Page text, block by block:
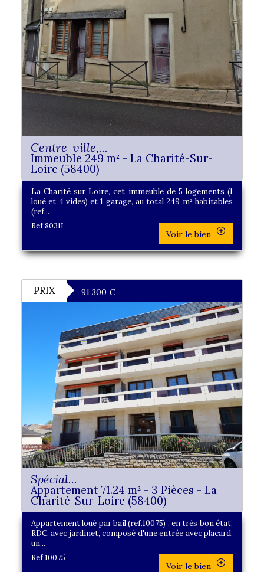
Centre-ville,...
Immeuble 249 m² - La Charité-Sur-
Loire (58400)
La Charité sur Loire, cet immeuble de 5 logements (1
loué et 4 vides) et 1 garage, au total 249 m² habitables
(ref...
Ref 8031I
Voir le bien
PRIX 91 300 €
Spécial...
Appartement 71.24 m² - 3 Pièces - La
Charité-Sur-Loire (58400)
Appartement loué par bail (ref.10075) , en trés bon état,
RDC, avec jardinet, composé d'une entrée avec placard,
un...
Ref 10075
Voir le bien